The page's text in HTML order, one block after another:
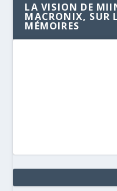
LA VISION DE
MACRONIX, SUR
MÉMOIRES